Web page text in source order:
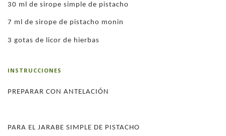
30 ml de sirope simple de pistacho
7 ml de sirope de pistacho monin
3 gotas de licor de hierbas
INSTRUCCIONES
PREPARAR CON ANTELACIÓN
PARA EL JARABE SIMPLE DE PISTACHO